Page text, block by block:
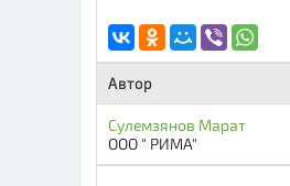
Автор
Сулемзянов Марат
ООО " РИМА"